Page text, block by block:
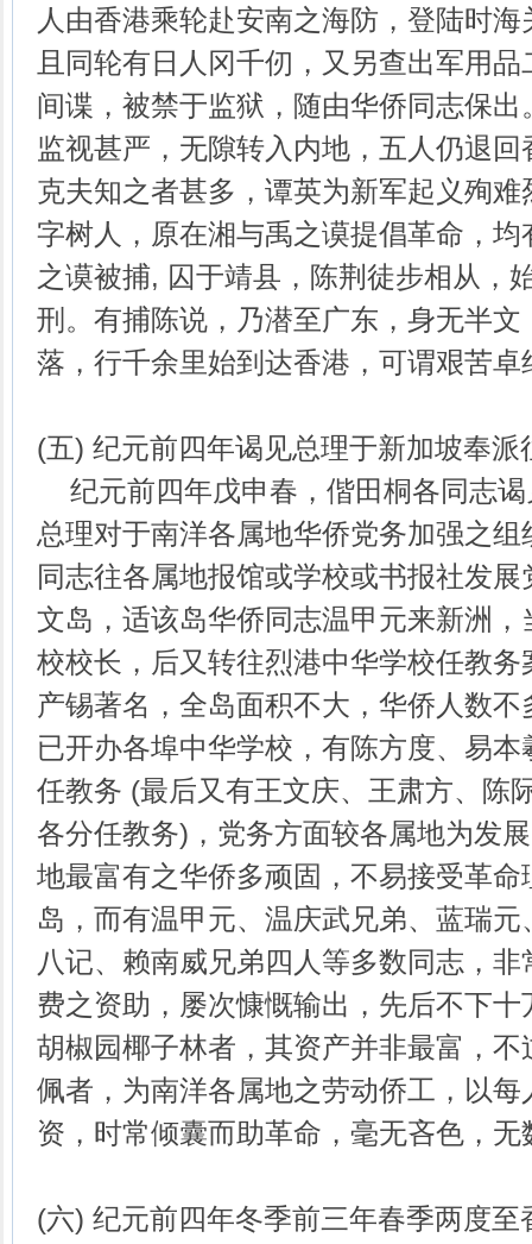
人由香港乘轮赴安南之海防，登陆时
且同轮有日人冈千仞，又另查出军用
间谍，被禁于监狱，随由华侨同志保
监视甚严，无隙转入内地，五人仍退
克夫知之者甚多，谭英为新军起义殉
字树人，原在湘与禹之谟提倡革命，
之谟被捕, 囚于靖县，陈荆徒步相从，
刑。有捕陈说，乃潜至广东，身无半
落，行千余里始到达香港，可谓艰苦卓
(五) 纪元前四年谒见总理于新加坡奉派
纪元前四年戊申春，偕田桐各同志谒
总理对于南洋各属地华侨党务加强之
同志往各属地报馆或学校或书报社发
文岛，适该岛华侨同志温甲元来新洲
校校长，后又转往烈港中华学校任教
产锡著名，全岛面积不大，华侨人数
已开办各埠中华学校，有陈方度、易
任教务 (最后又有王文庆、王肃方、陈
各分任教务)，党务方面较各属地为发
地最富有之华侨多顽固，不易接受革
岛，而有温甲元、温庆武兄弟、蓝瑞
八记、赖南威兄弟四人等多数同志，
费之资助，屡次慷慨输出，先后不下
胡椒园椰子林者，其资产并非最富，
佩者，为南洋各属地之劳动侨工，以
资，时常倾囊而助革命，毫无吝色，
(六) 纪元前四年冬季前三年春季两度至